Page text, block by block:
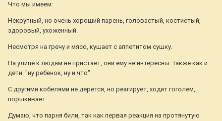
Что мы имеем:
Некрупный, но очень хороший парень, головастый, костистый,
здоровый, ухоженный.
Несмотря на гречу и мясо, кушает с аппетитом сушку.
На улице к людям не пристает, они ему не интересны. Также как и
дети: "ну ребенок, ну и что".
С другими кобелями не дерется, но реагирует, ходит гоголем,
порыкивает.
Думаю, что парня били, так как первая реакция на протянутую